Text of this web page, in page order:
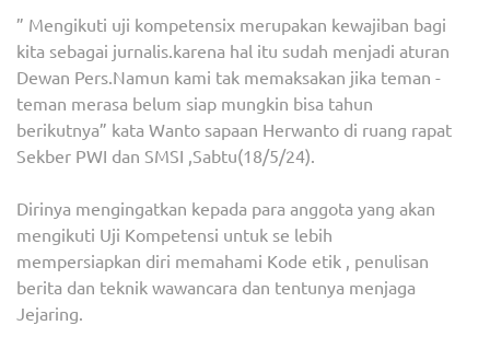
” Mengikuti uji kompetensix merupakan kewajiban bagi
kita sebagai jurnalis.karena hal itu sudah menjadi aturan
Dewan Pers.Namun kami tak memaksakan jika teman -
teman merasa belum siap mungkin bisa tahun
berikutnya” kata Wanto sapaan Herwanto di ruang rapat
Sekber PWI dan SMSI ,Sabtu(18/5/24).
Dirinya mengingatkan kepada para anggota yang akan
mengikuti Uji Kompetensi untuk se lebih
mempersiapkan diri memahami Kode etik , penulisan
berita dan teknik wawancara dan tentunya menjaga
Jejaring.